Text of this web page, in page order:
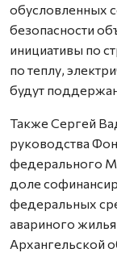
обусловленных
безопасности
инициативы по
по теплу,
будут
Также Сергей
руководства
федерального
доле
федеральных
авариного
Архангельской